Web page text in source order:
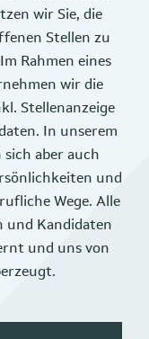
wir Sie, die
Stellen zu
Rahmen eines
wir die
Stellenanzeige
In unserem
aber auch
und
Wege. Alle
und Kandidaten
und uns von